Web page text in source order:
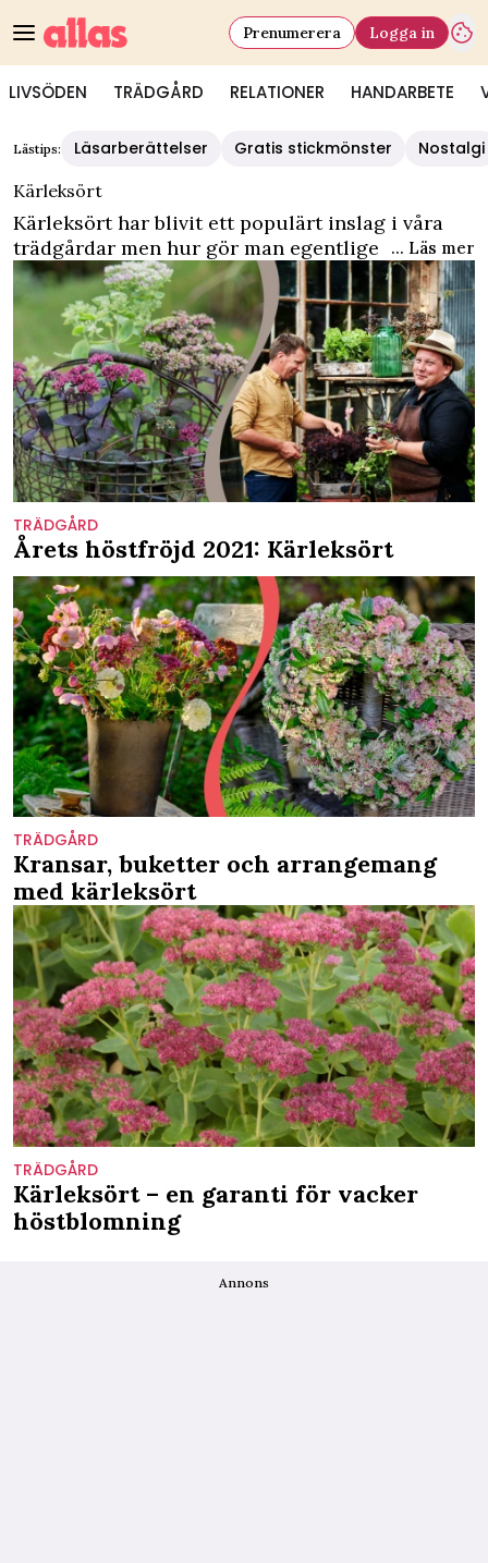
LIVSÖDEN TRÄDGÅRD RELATIONER HANDARBETE
Prenumerera Logga in
Lästips: Läsarberättelser Gratis stickmönster
Nostalgi
Kärleksört
Kärleksört har blivit ett populärt inslag i våra
trädgårdar men hur gör man egentligen för att
föröka, plantera, flytta eller sköta kärleksört? Vi
hjälper dig på traven och guidar så att du lyckas
med din kärleksört. På vår kategorisida för
trädgårdhittar du ännu fler trädgårdstips.
... Läs mer
TRÄDGÅRD
Årets höstfröjd 2021: Kärleksört
TRÄDGÅRD
Kransar, buketter och arrangemang
med kärleksört
TRÄDGÅRD
Kärleksört – en garanti för vacker
höstblomning
Annons